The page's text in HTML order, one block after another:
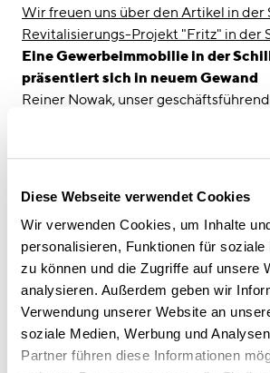
Diese Webseite verwendet Cookies
Wir verwenden Cookies, um Inhalte
personalisieren, Funktionen für soziale
zu können und die Zugriffe auf unsere
analysieren. Außerdem geben wir
Verwendung unserer Website an
soziale Medien, Werbung und
Partner führen diese Informationen
linkedininstagram
Deutsch
English
Impressum
Wir freuen uns über den Artikel in der
Revitalisierungs-Projekt "Fritz" in der
Eine Gewerbeimmobilie in der
präsentiert sich in neuem Gewand
Reiner Nowak, unser
überglücklich, dass es uns mit dem
Geschäftsgebäude von 1973
worden. (…)
Diese Seite teilen linkedin
Weiterführende Inhalte